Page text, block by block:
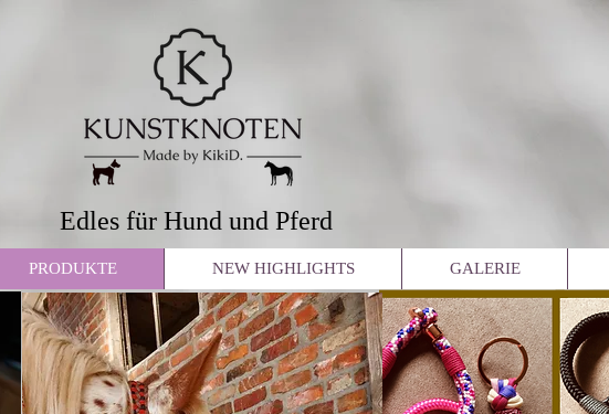
Edles für Hund und Pferd
PRODUKTE NEW HIGHLIGHTS GALERIE